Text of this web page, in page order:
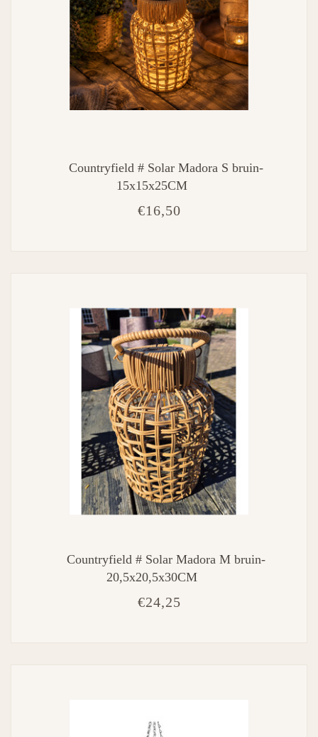
Countryfield # Solar Madora S bruin-
15x15x25CM
€16,50
Countryfield # Solar Madora M bruin-
20,5x20,5x30CM
€24,25